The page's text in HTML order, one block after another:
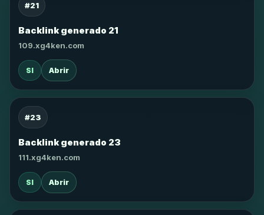
#21
Backlink generado 21
109.xg4ken.com
SI Abrir
#23
Backlink generado 23
111.xg4ken.com
SI Abrir